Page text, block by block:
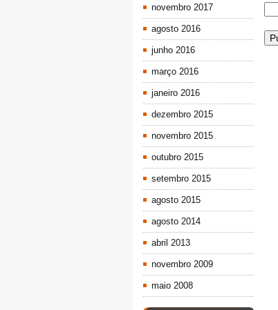
novembro 2017
agosto 2016
junho 2016
março 2016
janeiro 2016
dezembro 2015
novembro 2015
outubro 2015
setembro 2015
agosto 2015
agosto 2014
abril 2013
novembro 2009
maio 2008